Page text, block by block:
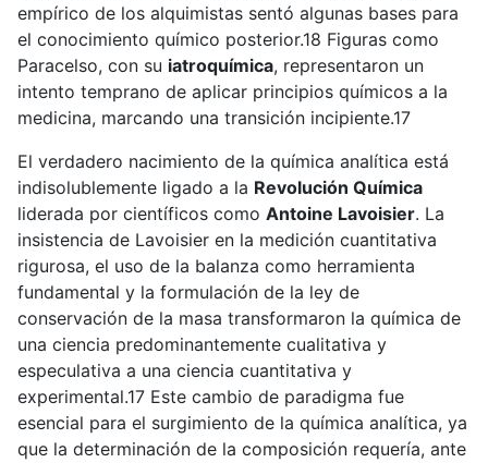
empírico de los alquimistas sentó algunas bases para
el conocimiento químico posterior.18 Figuras como
Paracelso, con su iatroquímica, representaron un
intento temprano de aplicar principios químicos a la
medicina, marcando una transición incipiente.17
El verdadero nacimiento de la química analítica está
indisolublemente ligado a la Revolución Química
liderada por científicos como Antoine Lavoisier. La
insistencia de Lavoisier en la medición cuantitativa
rigurosa, el uso de la balanza como herramienta
fundamental y la formulación de la ley de
conservación de la masa transformaron la química de
una ciencia predominantemente cualitativa y
especulativa a una ciencia cuantitativa y
experimental.17 Este cambio de paradigma fue
esencial para el surgimiento de la química analítica, ya
que la determinación de la composición requería, ante